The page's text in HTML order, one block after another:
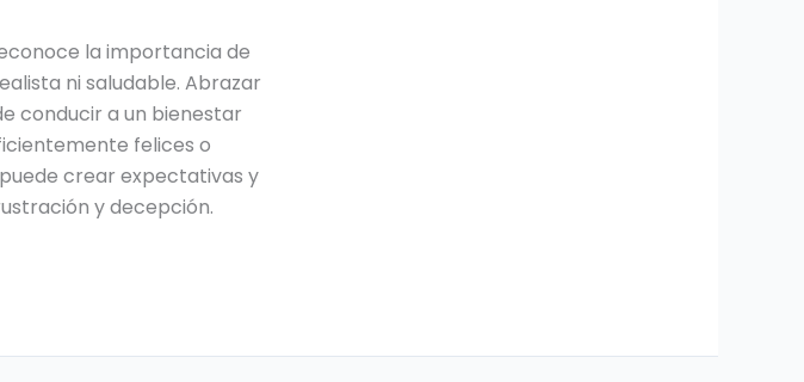
la importancia de
ni saludable. Abrazar
conducir a un bienestar
felices o
crear expectativas y
y decepción.